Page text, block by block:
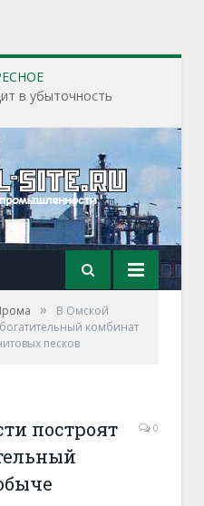
в убыточность
»
В Омской
комбинат
песков
построят
0